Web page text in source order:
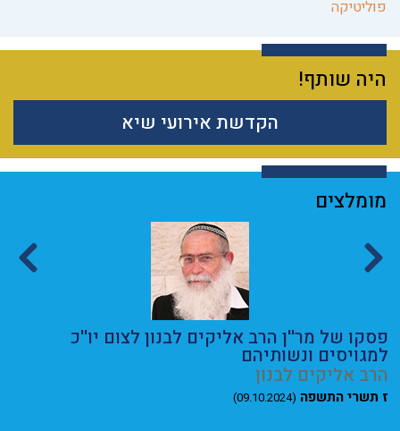
פוליטיקה
היה שותף!
הקדשת אירועי שיא
מומלצים
פסקו של מר''ן הרב אליקים לבנון לצום יו''כ
למגויסים ונשותיהם
הרב אליקים לבנון
ז תשרי התשפה (09.10.2024)